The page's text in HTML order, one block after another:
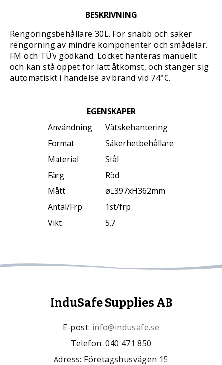
BESKRIVNING
Rengöringsbehållare 30L. För snabb och säker
rengörning av mindre komponenter och smådelar.
FM och TÜV godkänd. Locket hanteras manuellt
och kan stå öppet för lätt åtkomst, och stänger sig
automatiskt i händelse av brand vid 74°C.
EGENSKAPER
Användning
Vätskehantering
Format
Säkerhetbehållare
Material
Stål
Färg
Röd
Mått
øL397xH362mm
Antal/Frp
1st/frp
Vikt
5.7
InduSafe Supplies AB
E-post: info@indusafe.se
Telefon: 040 471 850
Adress: Företagshusvägen 15